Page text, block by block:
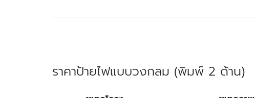
ราคาป้ายไฟแบบวงกลม (พิมพ์ 2 ด้าน)